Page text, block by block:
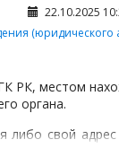
22.10.2025
(юридического
РК, местом
органа.
либо свой